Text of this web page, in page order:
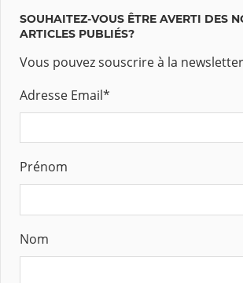
SOUHAITEZ-VOUS ÊTRE AVERTI DES
ARTICLES PUBLIÉS?
Vous pouvez souscrire à la
Adresse Email*
Prénom
Nom